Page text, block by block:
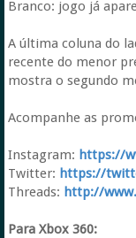
Branco: jogo já
A última coluna do
recente do menor
mostra o segundo
Acompanhe as
Instagram: https://
Twitter: https://
Threads: http://
Para Xbox 360: